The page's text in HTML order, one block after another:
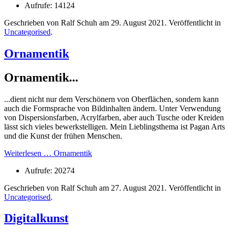
Aufrufe: 14124
Geschrieben von Ralf Schuh am 29. August 2021 . Veröffentlicht in
Uncategorised.
Ornamentik
Ornamentik...
...dient nicht nur dem Verschönern von Oberflächen, sondern kann
auch die Formsprache von Bildinhalten ändern. Unter Verwendung
von Dispersionsfarben, Acrylfarben, aber auch Tusche oder Kreiden
lässt sich vieles bewerkstelligen. Mein Lieblingsthema ist Pagan Arts
und die Kunst der frühen Menschen.
Weiterlesen … Ornamentik
Aufrufe: 20274
Geschrieben von Ralf Schuh am 27. August 2021 . Veröffentlicht in
Uncategorised.
Digitalkunst